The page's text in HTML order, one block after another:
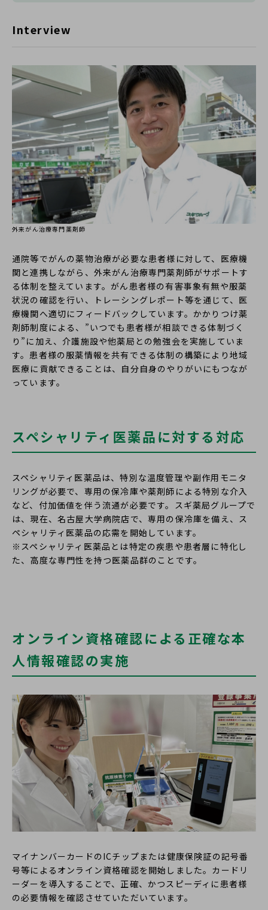
Interview
通院等でがんの薬物治療が必要な患者様に対して、医療機
関と連携しながら、外来がん治療専門薬剤師がサポートす
る体制を整えています。がん患者様の有害事象有無や服薬
状況の確認を行い、トレーシングレポート等を通じて、医
療機関へ適切にフィードバックしています。かかりつけ薬
剤師制度による、”いつでも患者様が相談できる体制づく
り”に加え、介護施設や他薬局との勉強会を実施していま
す。患者様の服薬情報を共有できる体制の構築により地域
医療に貢献できることは、自分自身のやりがいにもつなが
っています。
外来がん治療専門薬剤師
スペシャリティ医薬品に対する対応
スペシャリティ医薬品は、特別な温度管理や副作用モニタ
リングが必要で、専用の保冷庫や薬剤師による特別な介入
など、付加価値を伴う流通が必要です。スギ薬局グループで
は、現在、名古屋大学病院店で、専用の保冷庫を備え、ス
ペシャリティ医薬品の応需を開始しています。
※スペシャリティ医薬品とは特定の疾患や患者層に特化し
た、高度な専門性を持つ医薬品群のことです。
オンライン資格確認による正確な本
人情報確認の実施
マイナンバーカードのICチップまたは健康保険証の記号番
号等によるオンライン資格確認を開始しました。カードリ
ーダーを導入することで、正確、かつスピーディに患者様
の必要情報を確認させていただいています。